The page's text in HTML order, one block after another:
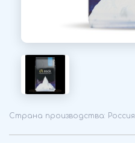
Страна производства: Россия